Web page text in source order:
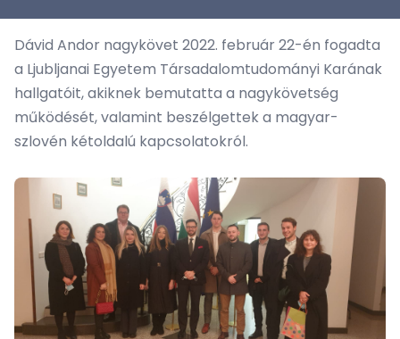
Dávid Andor nagykövet 2022. február 22-én fogadta
a Ljubljanai Egyetem Társadalomtudományi Karának
hallgatóit, akiknek bemutatta a nagykövetség
működését, valamint beszélgettek a magyar-
szlovén kétoldalú kapcsolatokról.